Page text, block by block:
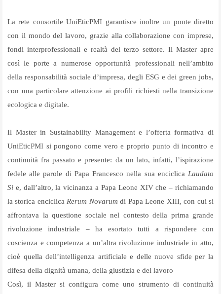
La rete consortile UniEticPMI garantisce inoltre un ponte diretto
con il mondo del lavoro, grazie alla collaborazione con imprese,
fondi interprofessionali e realtà del terzo settore. Il Master apre
così le porte a numerose opportunità professionali nell’ambito
della responsabilità sociale d’impresa, degli ESG e dei green jobs,
con una particolare attenzione ai profili richiesti nella transizione
ecologica e digitale.
Il Master in Sustainability Management e l’offerta formativa di
UniEticPMI si pongono come vero e proprio punto di incontro e
continuità fra passato e presente: da un lato, infatti, l’ispirazione
fedele alle parole di Papa Francesco nella sua enciclica Laudato
Sì e, dall’altro, la vicinanza a Papa Leone XIV che – richiamando
la storica enciclicaRerum Novarumdi Papa Leone XIII, con cui si
affrontava la questione sociale nel contesto della prima grande
rivoluzione industriale – ha esortato tutti a rispondere con
coscienza e competenza a un’altra rivoluzione industriale in atto,
cioè quella dell’intelligenza artificiale e delle nuove sfide per la
difesa della dignità umana, della giustizia e del lavoro
Così, il Master si configura come uno strumento di continuità